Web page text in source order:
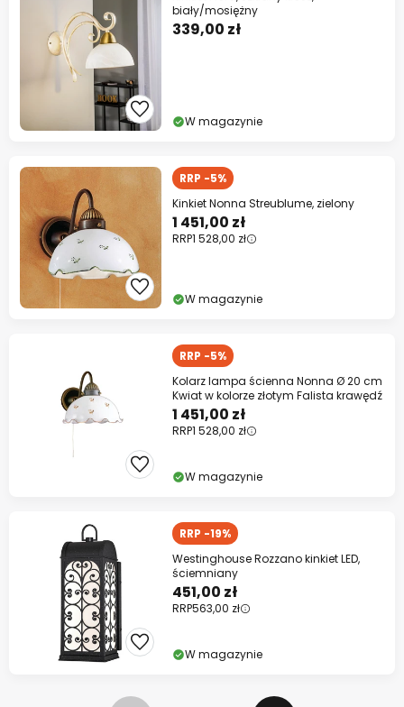
biały/mosiężny
339,00 zł
W magazynie
RRP -5%
Kinkiet Nonna Streublume, zielony
1 451,00 zł
RRP1 528,00 zł
W magazynie
RRP -5%
Kolarz lampa ścienna Nonna Ø 20 cm
Kwiat w kolorze złotym Falista krawędź
1 451,00 zł
RRP1 528,00 zł
W magazynie
RRP -19%
Westinghouse Rozzano kinkiet LED,
ściemniany
451,00 zł
RRP563,00 zł
W magazynie